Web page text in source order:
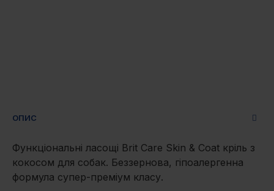
ОПИС
Функціональні ласощі Brit Care Skin & Coat кріль з
кокосом для собак. Беззернова, гіпоалергенна
формула супер-преміум класу.